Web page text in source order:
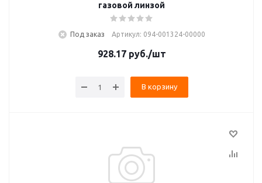
газовой линзой
Под заказ Артикул: 094-001324-00000
928.17руб./шт
В корзину